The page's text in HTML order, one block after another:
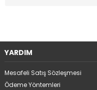
YARDIM
Mesafeli Satış Sözleşmesi
Ödeme Yöntemleri